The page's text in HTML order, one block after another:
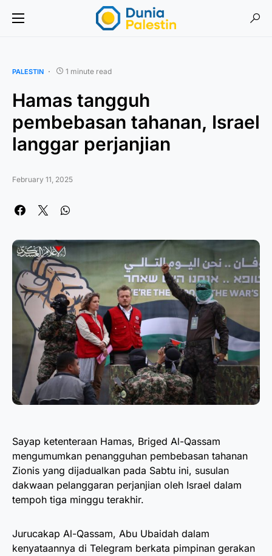
PALESTIN 1 minute read
Hamas tangguh
pembebasan tahanan, Israel
langgar perjanjian
February 11, 2025
Sayap ketenteraan Hamas, Briged Al-Qassam
mengumumkan penangguhan pembebasan tahanan
Zionis yang dijadualkan pada Sabtu ini, susulan
dakwaan pelanggaran perjanjian oleh Israel dalam
tempoh tiga minggu terakhir.
Jurucakap Al-Qassam, Abu Ubaidah dalam
kenyataannya di Telegram berkata pimpinan gerakan